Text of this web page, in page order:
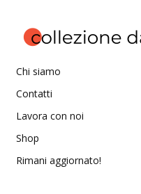
Chi siamo
Contatti
Lavora con noi
Shop
Rimani aggiornato!